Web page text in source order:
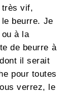
très vif,
beurre. Je
à la
de beurre à
il serait
pour toutes
verrez, le